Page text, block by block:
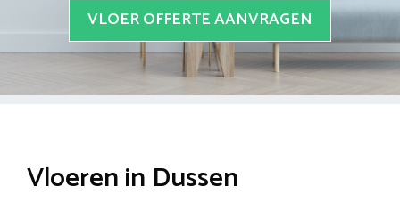
VLOER OFFERTE AANVRAGEN
Vloeren in Dussen